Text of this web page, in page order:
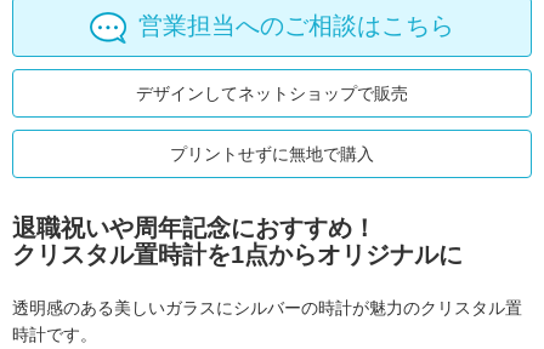
営業担当へのご相談はこちら
デザインしてネットショップで販売
プリントせずに無地で購入
退職祝いや周年記念におすすめ！
クリスタル置時計を1点からオリジナルに
透明感のある美しいガラスにシルバーの時計が魅力のクリスタル置
時計です。